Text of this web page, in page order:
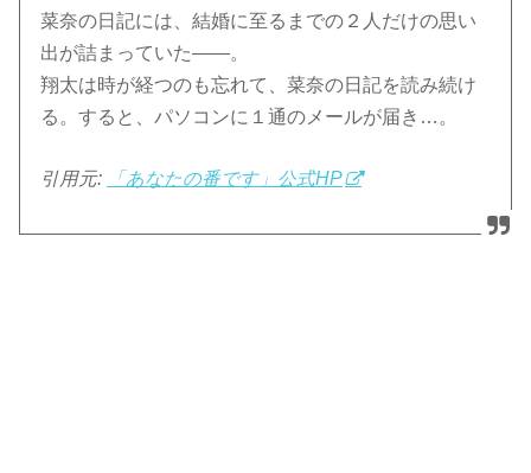
菜奈の日記には、結婚に至るまでの２人だけの思い
出が詰まっていた――。
翔太は時が経つのも忘れて、菜奈の日記を読み続け
る。すると、パソコンに１通のメールが届き…。
引用元: 「あなたの番です」公式HP